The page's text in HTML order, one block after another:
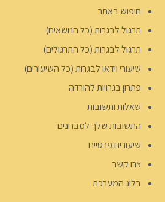
חיפוש באתר
תרגול לבגרות (כל הנושאים)
תרגול לבגרות (כל התרגולים)
שיעורי וידאו לבגרות (כל השיעורים)
פתרון בגרויות להורדה
שאלות ותשובות
התשובות שלך למבחנים
שיעורים פרטיים
צרו קשר
בלוג המערכת